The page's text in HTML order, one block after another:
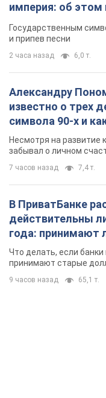
империя: об
Государственным
и припев песни
2 часа назад 6,0 т.
Александру
известно о трех
символа 90-х и
Несмотря на развитие
забывал о личном
7 часов назад 7,4 т.
В ПриватБанке
действительны
года: принимают
банки такие
Что делать, если
принимают старые
9 часов назад 65,1 т.